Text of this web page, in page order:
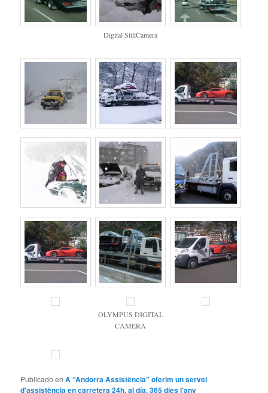
Digital StillCamera
OLYMPUS DIGITAL
CAMERA
Publicado en A “Andorra Assistència” oferim un servei
d'assistència en carretera 24h. al día, 365 dies l'any